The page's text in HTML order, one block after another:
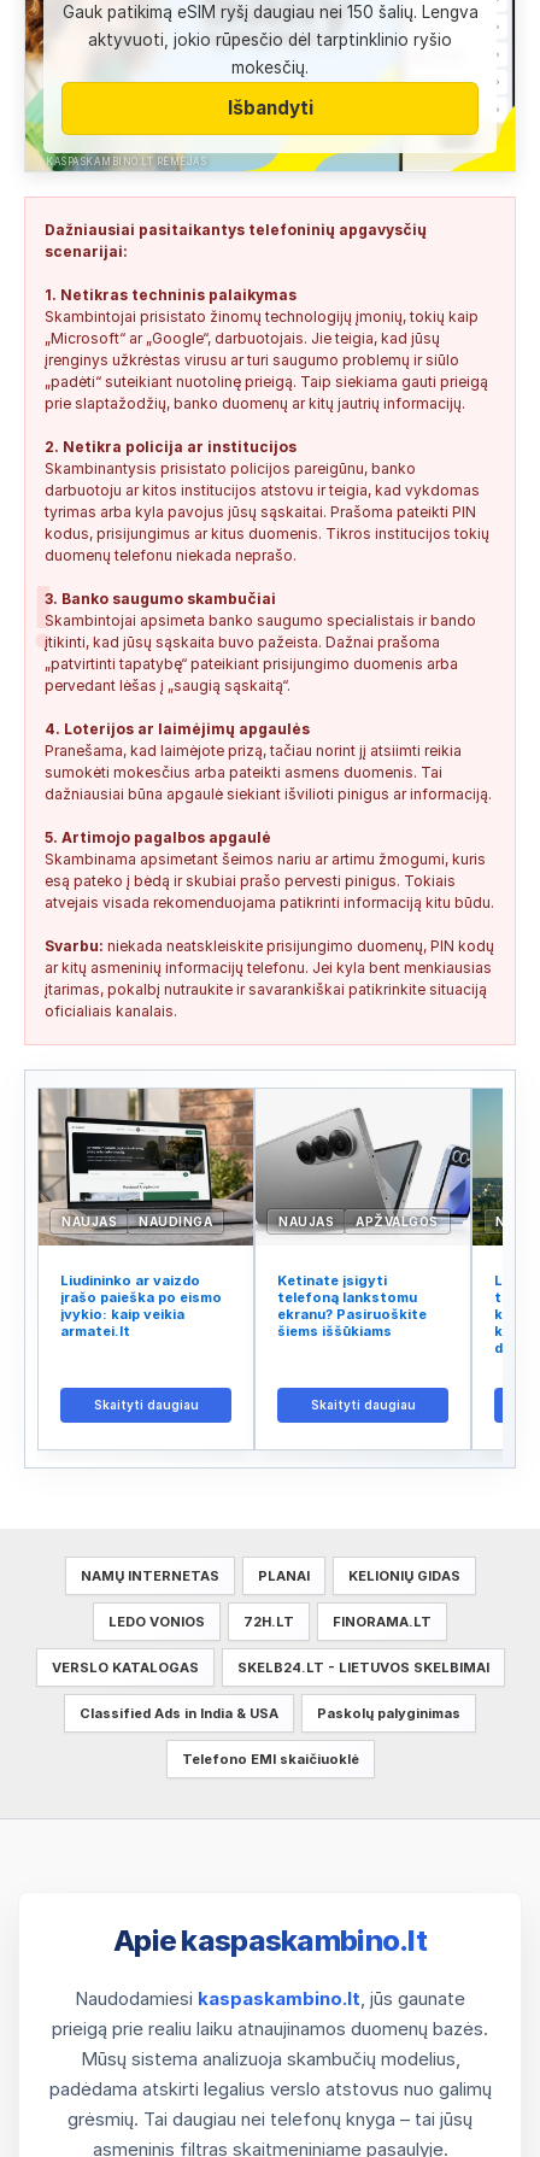
Anonimas:
Labai gera pagalbininke, konsultavausi ne karta
del teises mokslu
SAUGUS +37060763626 2026-08-04 2
Anonimas: Paskambino kažkokia [vardas paslėptas] ir siūlo
susipažint. Skamba kaip dirbtinio...
Jonas: Vivus.lt
Anonimas: Gauta SMS žinutė: " Moters neturi?
NEPATIKIMAS +37060388940 2026-08-02 0
Keista: Sukčių stacionaraus telefono numeris tiesiog Vilniaus
+37052041945 2026-08-01
KASPASKAMBINO.LT RĖMĖJAS
Gauk patikimą eSIM ryšį daugiau nei 150 šalių. Lengva
aktyvuoti, jokio rūpesčio dėl tarptinklinio ryšio
mokesčių.
Išbandyti
!
Dažniausiai pasitaikantys telefoninių apgavysčių
scenarijai:
1. Netikras techninis palaikymas
Skambintojai prisistato žinomų technologijų įmonių, tokių kaip
„Microsoft“ ar „Google“, darbuotojais. Jie teigia, kad jūsų
įrenginys užkrėstas virusu ar turi saugumo problemų ir siūlo
„padėti“ suteikiant nuotolinę prieigą. Taip siekiama gauti prieigą
prie slaptažodžių, banko duomenų ar kitų jautrių informacijų.
2. Netikra policija ar institucijos
Skambinantysis prisistato policijos pareigūnu, banko
darbuotoju ar kitos institucijos atstovu ir teigia, kad vykdomas
tyrimas arba kyla pavojus jūsų sąskaitai. Prašoma pateikti PIN
kodus, prisijungimus ar kitus duomenis. Tikros institucijos tokių
duomenų telefonu niekada neprašo.
3. Banko saugumo skambučiai
Skambintojai apsimeta banko saugumo specialistais ir bando
įtikinti, kad jūsų sąskaita buvo pažeista. Dažnai prašoma
„patvirtinti tapatybę“ pateikiant prisijungimo duomenis arba
pervedant lėšas į „saugią sąskaitą“.
4. Loterijos ar laimėjimų apgaulės
Pranešama, kad laimėjote prizą, tačiau norint jį atsiimti reikia
sumokėti mokesčius arba pateikti asmens duomenis. Tai
dažniausiai būna apgaulė siekiant išvilioti pinigus ar informaciją.
5. Artimojo pagalbos apgaulė
Skambinama apsimetant šeimos nariu ar artimu žmogumi, kuris
esą pateko į bėdą ir skubiai prašo pervesti pinigus. Tokiais
atvejais visada rekomenduojama patikrinti informaciją kitu būdu.
Svarbu: niekada neatskleiskite prisijungimo duomenų, PIN kodų
ar kitų asmeninių informacijų telefonu. Jei kyla bent menkiausias
įtarimas, pokalbį nutraukite ir savarankiškai patikrinkite situaciją
oficialiais kanalais.
NAUJAS NAUDINGA
Liudininko ar vaizdo
įrašo paieška po eismo
įvykio: kaip veikia
armatei.lt
Skaityti daugiau
NAUJAS APŽVALGOS
Ketinate įsigyti
telefoną lankstomu
ekranu? Pasiruoškite
šiems iššūkiams
Skaityti daugiau
tinklo
kodėl
kalba
NAMŲ INTERNETAS PLANAI KELIONIŲ GIDAS
LEDO VONIOS 72H.LT FINORAMA.LT
VERSLO KATALOGAS SKELB24.LT - LIETUVOS SKELBIMAI
Classified Ads in India & USA Paskolų palyginimas
Telefono EMI skaičiuoklė
Apie kaspaskambino.lt
Naudodamiesi kaspaskambino.lt, jūs gaunate
prieigą prie realiu laiku atnaujinamos duomenų bazės.
Mūsų sistema analizuoja skambučių modelius,
padėdama atskirti legalius verslo atstovus nuo galimų
grėsmių. Tai daugiau nei telefonų knyga – tai jūsų
asmeninis filtras skaitmeniniame pasaulyje.